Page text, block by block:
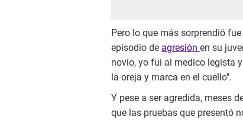
Pero lo que más sorprendió
episodio de agresión en su
novio, yo fui al medico legista
la oreja y marca en el cuello".
Y pese a ser agredida, meses
que las pruebas que presentó